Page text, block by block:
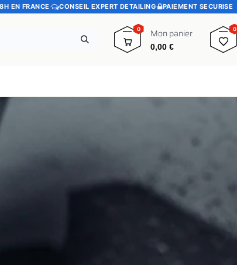
EN FRANCE · CONSEIL EXPERT DETAILING· PAIEMENT SECURISE
0 Mon panier
0,00€
0
0